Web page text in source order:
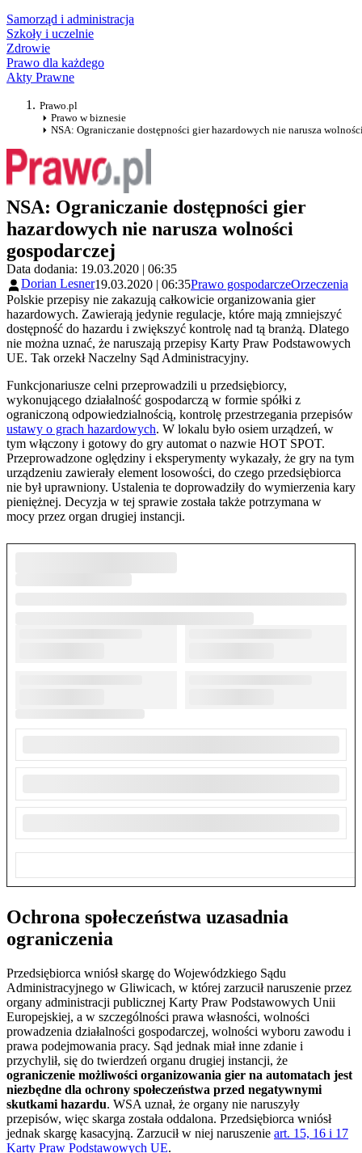
Samorząd i administracja
Szkoły i uczelnie
Zdrowie
Prawo dla każdego
Akty Prawne
Prawo.pl
Prawo w biznesie
NSA: Ograniczanie dostępności gier hazardowych nie narusza
NSA: Ograniczanie dostępności gier
hazardowych nie narusza wolności
gospodarczej
Data dodania: 19.03.2020 | 06:35
Dorian Lesner19.03.2020 | 06:35Prawo gospodarczeOrzeczenia
Polskie przepisy nie zakazują całkowicie organizowania gier
hazardowych. Zawierają jedynie regulacje, które mają zmniejszyć
dostępność do hazardu i zwiększyć kontrolę nad tą branżą. Dlatego
nie można uznać, że naruszają przepisy Karty Praw Podstawowych
UE. Tak orzekł Naczelny Sąd Administracyjny.
Funkcjonariusze celni przeprowadzili u przedsiębiorcy,
wykonującego działalność gospodarczą w formie spółki z
ograniczoną odpowiedzialnością, kontrolę przestrzegania przepisów
ustawy o grach hazardowych. W lokalu było osiem urządzeń, w
tym włączony i gotowy do gry automat o nazwie HOT SPOT.
Przeprowadzone oględziny i eksperymenty wykazały, że gry na tym
urządzeniu zawierały element losowości, do czego przedsiębiorca
nie był uprawniony. Ustalenia te doprowadziły do wymierzenia kary
pieniężnej. Decyzja w tej sprawie została także potrzymana w
mocy przez organ drugiej instancji.
Ochrona społeczeństwa uzasadnia
ograniczenia
Przedsiębiorca wniósł skargę do Wojewódzkiego Sądu
Administracyjnego w Gliwicach, w której zarzucił naruszenie przez
organy administracji publicznej Karty Praw Podstawowych Unii
Europejskiej, a w szczególności prawa własności, wolności
prowadzenia działalności gospodarczej, wolności wyboru zawodu i
prawa podejmowania pracy. Sąd jednak miał inne zdanie i
przychylił, się do twierdzeń organu drugiej instancji, że
ograniczenie możliwości organizowania gier na automatach jest
niezbędne dla ochrony społeczeństwa przed negatywnymi
skutkami hazardu. WSA uznał, że organy nie naruszyły
przepisów, więc skarga została oddalona. Przedsiębiorca wniósł
jednak skargę kasacyjną. Zarzucił w niej naruszenie art. 15, 16 i 17
Karty Praw Podstawowych UE.